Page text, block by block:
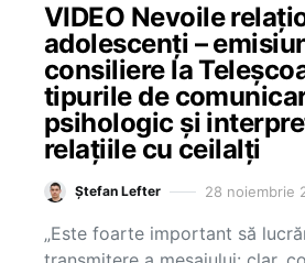
VIDEO Nevoile
adolescenți –
consiliere la
tipurile de
psihologic și
relațiile cu ceilalți
Ștefan Lefter 28 noiembrie
„Este foarte important să